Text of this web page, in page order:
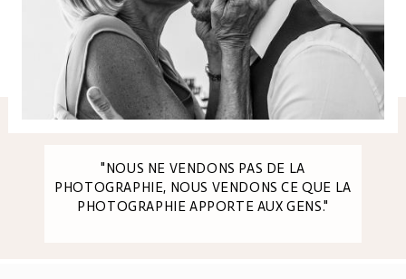
"NOUS NE VENDONS PAS DE LA
PHOTOGRAPHIE, NOUS VENDONS CE QUE LA
PHOTOGRAPHIE APPORTE AUX GENS."